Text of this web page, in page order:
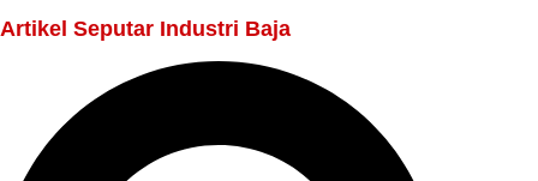
Artikel Seputar Industri Baja